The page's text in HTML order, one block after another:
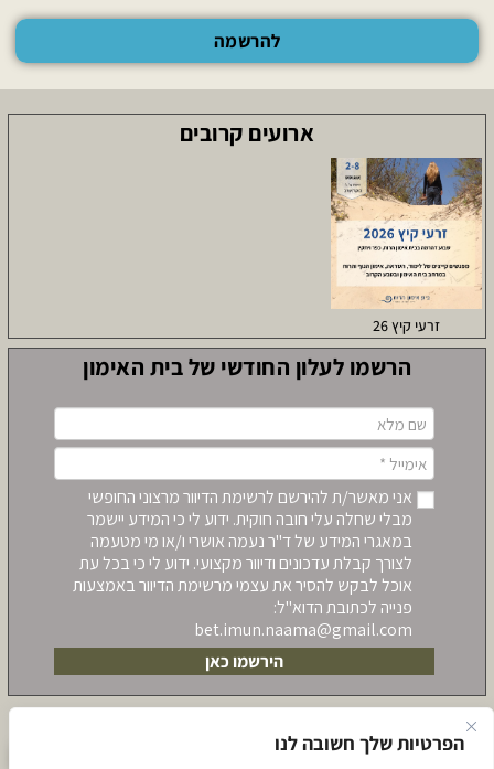
הפרטיות שלך חשובה לנו
להרשמה
ארועים קרובים
זרעי קיץ 26
הרשמו לעלון החודשי של בית האימון
אני מאשר/ת להירשם לרשימת הדיוור מרצוני החופשי
מבלי שחלה עלי חובה חוקית. ידוע לי כי המידע יישמר
במאגרי המידע של ד"ר נעמה אושרי ו/או מי מטעמה
לצורך קבלת עדכונים ודיוור מקצועי. ידוע לי כי בכל עת
אוכל לבקש להסיר את עצמי מרשימת הדיוור באמצעות
פנייה לכתובת הדוא"ל:
bet.imun.naama@gmail.com‏
הירשמו כאן
לתאום שיחת יעוץ לקראת הרשמה ללימודים